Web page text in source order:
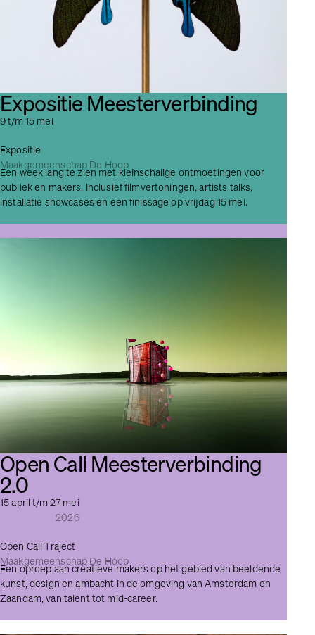
Expositie Meester­verbinding
9 t/m 15 mei
Expositie
Maakgemeenschap De Hoop
Een week lang te zien met kleinschalige ontmoetingen voor
publiek en makers. Inclusief filmvertoningen, artists talks,
installatie showcases en een finissage op vrijdag 15 mei.
Open Call Meester­verbinding
2.0
15 april t/m 27 mei
2026
Open Call Traject
Maakgemeenschap De Hoop
Een oproep aan creatieve makers op het gebied van beeldende
kunst, design en ambacht in de omgeving van Amsterdam en
Zaandam, van talent tot mid-career.